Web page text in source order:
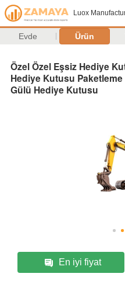
Luox
Evde Ürün
Özel Özel Eşsiz Hediye
Hediye Kutusu
Gülü Hediye Kutusu
En iyi fiyat